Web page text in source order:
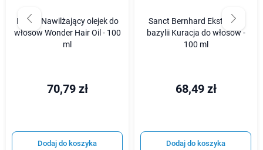
La'dor Nawilżający olejek do
włosów Wonder Hair Oil - 100
ml
70,79 zł
Dodaj do koszyka
Sanct Bernhard Ekstrakt z
bazylii Kuracja do włosów -
100 ml
68,49 zł
Dodaj do koszyka